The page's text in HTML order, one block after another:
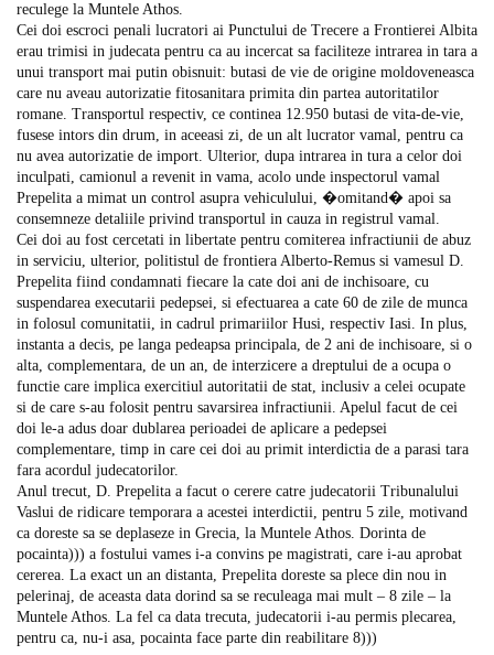
reculege la Muntele Athos.
Cei doi escroci penali lucratori ai Punctului de Trecere a Frontierei Albita
erau trimisi in judecata pentru ca au incercat sa faciliteze intrarea in tara a
unui transport mai putin obisnuit: butasi de vie de origine moldoveneasca
care nu aveau autorizatie fitosanitara primita din partea autoritatilor
romane. Transportul respectiv, ce continea 12.950 butasi de vita-de-vie,
fusese intors din drum, in aceeasi zi, de un alt lucrator vamal, pentru ca
nu avea autorizatie de import. Ulterior, dupa intrarea in tura a celor doi
inculpati, camionul a revenit in vama, acolo unde inspectorul vamal
Prepelita a mimat un control asupra vehiculului, �omitand� apoi sa
consemneze detaliile privind transportul in cauza in registrul vamal.
Cei doi au fost cercetati in libertate pentru comiterea infractiunii de abuz
in serviciu, ulterior, politistul de frontiera Alberto-Remus si vamesul D.
Prepelita fiind condamnati fiecare la cate doi ani de inchisoare, cu
suspendarea executarii pedepsei, si efectuarea a cate 60 de zile de munca
in folosul comunitatii, in cadrul primariilor Husi, respectiv Iasi. In plus,
instanta a decis, pe langa pedeapsa principala, de 2 ani de inchisoare, si o
alta, complementara, de un an, de interzicere a dreptului de a ocupa o
functie care implica exercitiul autoritatii de stat, inclusiv a celei ocupate
si de care s-au folosit pentru savarsirea infractiunii. Apelul facut de cei
doi le-a adus doar dublarea perioadei de aplicare a pedepsei
complementare, timp in care cei doi au primit interdictia de a parasi tara
fara acordul judecatorilor.
Anul trecut, D. Prepelita a facut o cerere catre judecatorii Tribunalului
Vaslui de ridicare temporara a acestei interdictii, pentru 5 zile, motivand
ca doreste sa se deplaseze in Grecia, la Muntele Athos. Dorinta de
pocainta))) a fostului vames i-a convins pe magistrati, care i-au aprobat
cererea. La exact un an distanta, Prepelita doreste sa plece din nou in
pelerinaj, de aceasta data dorind sa se reculeaga mai mult – 8 zile – la
Muntele Athos. La fel ca data trecuta, judecatorii i-au permis plecarea,
pentru ca, nu-i asa, pocainta face parte din reabilitare 8)))